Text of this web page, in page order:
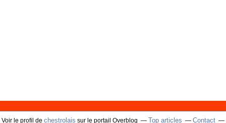
Voir le profil de chestrolais sur le portail Overblog Top articles Contact